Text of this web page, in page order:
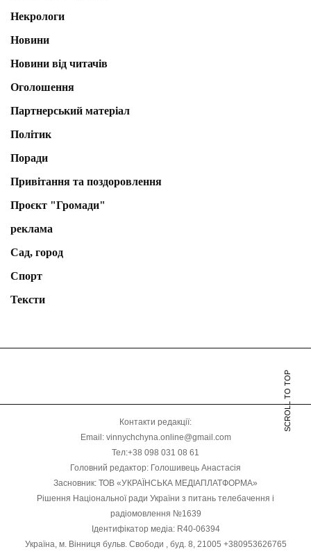
Некрологи
Новини
Новини від читачів
Оголошення
Партнерський матеріал
Політик
Поради
Привітання та поздоровлення
Проєкт "Громади"
реклама
Сад, город
Спорт
Тексти
SCROLL TO TOP
Контакти редакції:
Email: vinnychchyna.online@gmail.com
Тел:+38 098 031 08 61
Головний редактор: Голошивець Анастасія
Засновник: ТОВ «УКРАЇНСЬКА МЕДІАПЛАТФОРМА»
Рішення Національної ради України з питань телебачення і
радіомовлення №1639
Ідентифікатор медіа: R40-06394
Україна, м. Вінниця бульв. Свободи , буд. 8, 21005 +380953626765